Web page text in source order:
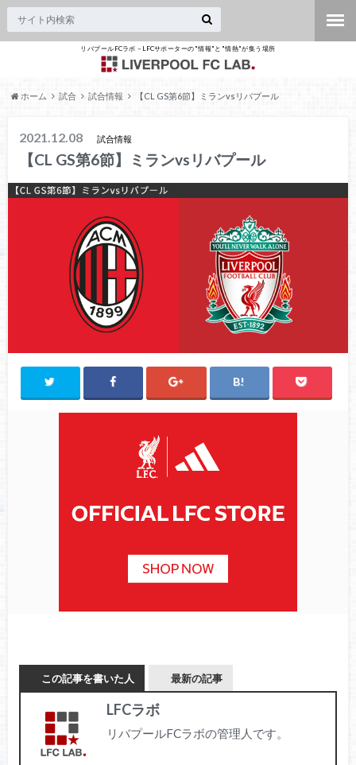
リバプールFCラボ – LFCサポーターの"情報"と"情熱"が集う場所
ホーム 試合 試合情報 【CL GS第6節】ミランvsリバプール
2021.12.08 試合情報
【CL GS第6節】ミランvsリバプール
この記事を書いた人 最新の記事
LFCラボ
リバプールFCラボの管理人です。